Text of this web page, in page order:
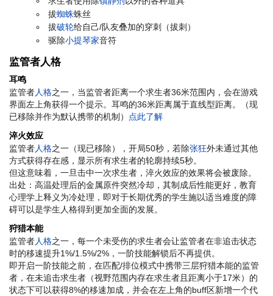
拔蜘蛛蛛丝
拔破轮给自己/队友叠加的穿刺（拔刺）
驱除小提琴家音符
监管者人格
耳鸣
监管者人格之一，当监管者距离一个求生者36米范围内，会在游戏
界面左上角获得一个提示。耳鸣的36米距离属于直线型距离。（现
已移除并作为默认携带的机制）
点此了解
淬火效应
监管者人格之一（现已移除），开局50秒，若除张狂外未通过其他
方式获得存在感，显示所有求生者的轮廓持续5秒。
但这意味着，一旦击中一次求生者，淬火效应的效果将会被废除。
出处：高温处理后的金属原件突然冷却，其制成后性能更好，教育
心理学上释义为冷处理，即对于长期优秀的学生施以适当难度的障
碍可以是学生人格得到更加全面的发展。
狩猎本能
监管者人格之一，每一个未受伤的求生者会让监管者在非追击状态
时的移速提升1%/1.5%/2%，一阶技能解锁后不再提供。
即开启一阶技能之前，在匹配/排位模式中携带三层狩猎本能的监管
者，在未追击求生者（视野范围内存在求生者且距离小于17米）的
状态下可以获得8%的移速加成，并会在左上角的buff区新增一个代